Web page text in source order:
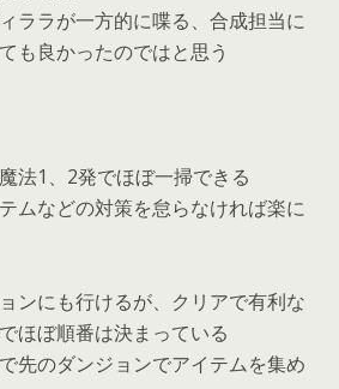
ララが一方的に喋る、合成担当に
も良かったのではと思う
法1、2発でほぼ一掃できる
ムなどの対策を怠らなければ楽に
ンにも行けるが、クリアで有利な
ほぼ順番は決まっている
先のダンジョンでアイテムを集め